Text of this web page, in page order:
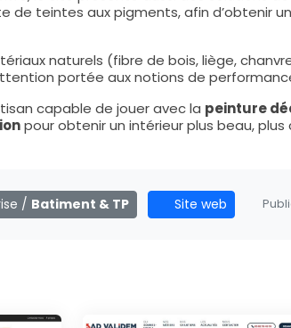
teintes aux pigments, afin d’obtenir
naturels (fibre de bois, liège,
portée aux notions de
capable de jouer avec la peinture
pour obtenir un intérieur plus beau,
/ Batiment & TP Site web